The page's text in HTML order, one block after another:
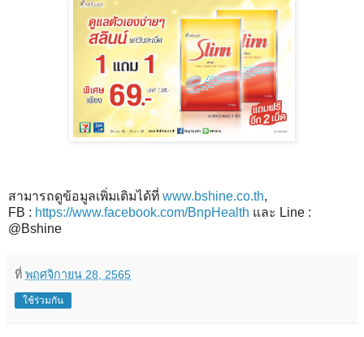
สามารถดูข้อมูลเพิ่มเติมได้ที่ www.bshine.co.th,
FB : https://www.facebook.com/BnpHealth และ Line :
@Bshine
ที่ พฤศจิกายน 28, 2565
ใช้ร่วมกัน